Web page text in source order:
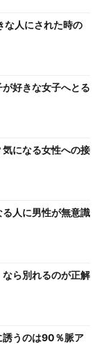
な人にされた時の
好きな女子へとる
になる女性への接
人に男性が無意識
ら別れるのが正解
誘うのは90％脈ア